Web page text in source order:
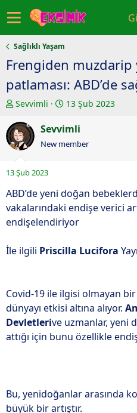
Sağlıklı Yaşam
Frengiden muzdarip
patlaması: ABD’de
K
n
u
y
u
b
a
ş
a
a
Sevvimli
B
ş
l
ı
a
i
13 Şub 2023
Sevvimli
New member
13 Şub 2023
ABD’de yeni doğan
vakalarındaki endişe verici
endişelendiriyor
İle ilgili Priscilla Lucifora
Covid-19 ile ilgisi olmayan
dünyayı etkisi altına alıyor.
Devletlerive uzmanlar, yeni
attığı için bunu özellikle
Bu, yenidoğanlar arasında
büyük bir artıştır.